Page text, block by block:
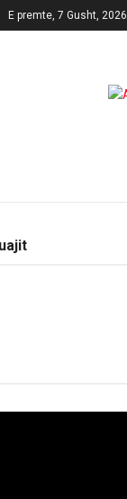
E premte, 7 Gusht, 2026